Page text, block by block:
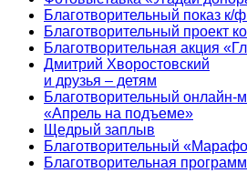
Благотворительный показ
Благотворительный проект
Благотворительная акция
Дмитрий Хворостовский
и друзья – детям
Благотворительный
«Апрель на подъеме»
Щедрый заплыв
Благотворительный
Благотворительная